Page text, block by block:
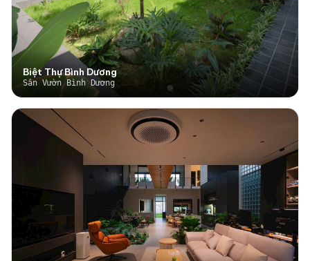
Biệt Thự Bình Dương
Sân Vườn Bình Dương